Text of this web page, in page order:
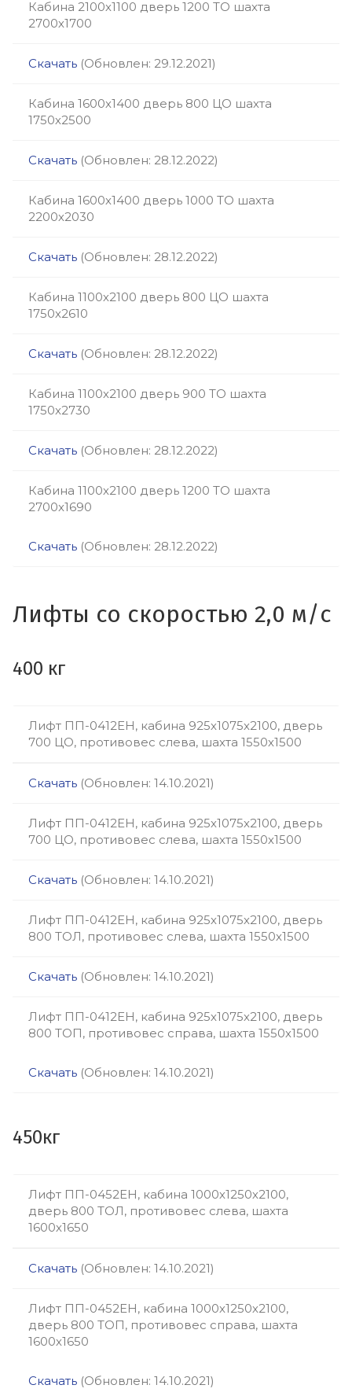
Кабина 2100х1100 дверь 1200 ТО шахта
2700х1700
Скачать (Обновлен: 29.12.2021)
Кабина 1600х1400 дверь 800 ЦО шахта
1750х2500
Скачать (Обновлен: 28.12.2022)
Кабина 1600х1400 дверь 1000 ТО шахта
2200х2030
Скачать (Обновлен: 28.12.2022)
Кабина 1100х2100 дверь 800 ЦО шахта
1750х2610
Скачать (Обновлен: 28.12.2022)
Кабина 1100х2100 дверь 900 ТО шахта
1750x2730
Скачать (Обновлен: 28.12.2022)
Кабина 1100х2100 дверь 1200 ТО шахта
2700x1690
Скачать (Обновлен: 28.12.2022)
Лифты со скоростью 2,0 м/с
400 кг
Лифт ПП-0412ЕН, кабина 925х1075х2100, дверь
700 ЦО, противовес слева, шахта 1550х1500
Скачать (Обновлен: 14.10.2021)
Лифт ПП-0412ЕН, кабина 925х1075х2100, дверь
700 ЦО, противовес слева, шахта 1550х1500
Скачать (Обновлен: 14.10.2021)
Лифт ПП-0412ЕН, кабина 925х1075х2100, дверь
800 ТОЛ, противовес слева, шахта 1550х1500
Скачать (Обновлен: 14.10.2021)
Лифт ПП-0412ЕН, кабина 925х1075х2100, дверь
800 ТОП, противовес справа, шахта 1550х1500
Скачать (Обновлен: 14.10.2021)
450кг
Лифт ПП-0452ЕН, кабина 1000х1250х2100,
дверь 800 ТОЛ, противовес слева, шахта
1600х1650
Скачать (Обновлен: 14.10.2021)
Лифт ПП-0452ЕН, кабина 1000х1250х2100,
дверь 800 ТОП, противовес справа, шахта
1600х1650
Скачать (Обновлен: 14.10.2021)